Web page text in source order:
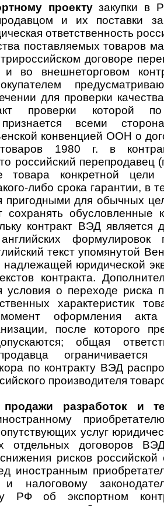
проектузакупки в
и их поставки
ответственность
поставляемых товаров
договоре
и во внешнеторговом
для проверки
проверки которой
признается всеми
конвенцией ООН о
товаров 1980 г. в
российский перепродавец
товара конкретной
либо срока гарантии, в
пригодными для обычных
сохранять обусловленные
контракт ВЭД является
текст упомянутой
юридической
контракта.
условия о переходе риска
характеристик
оформления акта
после которого
общая
по контракту ВЭД
производителя
разработок и
услуг
отдельных договоров
рисков российской
иностранным
налоговому
РФ об экспортном